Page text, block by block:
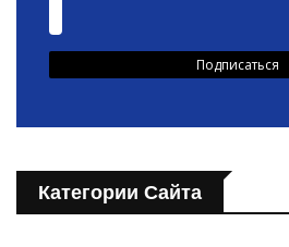
Категории Сайта